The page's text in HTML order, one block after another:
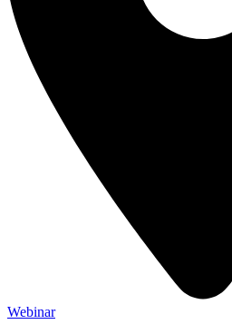
Webinar